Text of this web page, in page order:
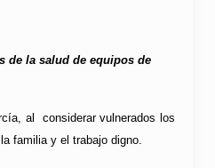
de la salud de equipos de
al considerar vulnerados los
familia y el trabajo digno.